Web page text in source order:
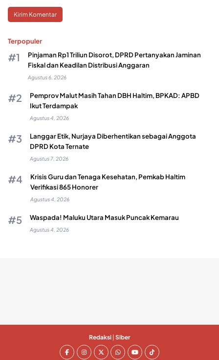
Terpopuler
Pinjaman Rp1 Triliun Disorot, DPRD Pertanyakan Jaminan
Fiskal dan Keadilan Distribusi Anggaran
Agustus 6, 2026
Pemprov Malut Masih Tahan DBH Haltim, BPKAD: APBD
Ikut Terdampak
Agustus 4, 2026
Langgar Etik, Nurjaya Diberhentikan sebagai Anggota
DPRD Kota Ternate
Agustus 7, 2026
Krisis Guru dan Tenaga Kesehatan, Pemkab Haltim
Verifikasi 865 Honorer
Agustus 4, 2026
Waspada! Maluku Utara Masuk Puncak Kemarau
Agustus 4, 2026
Redaksi Siber